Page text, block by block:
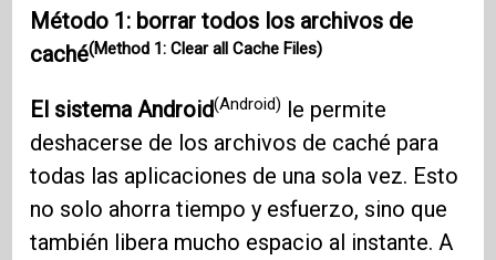
Método 1: borrar todos los archivos de
caché(Method 1: Clear all Cache Files)
El sistema Android(Android) le permite
deshacerse de los archivos de caché para
todas las aplicaciones de una sola vez. Esto
no solo ahorra tiempo y esfuerzo, sino que
también libera mucho espacio al instante. A